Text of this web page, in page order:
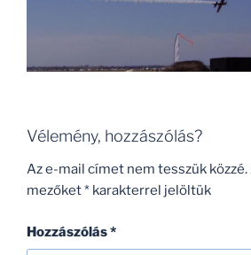
Vélemény, hozzászólás?
Az e-mail címet nem tesszük közzé.
mezőket* karakterrel jelöltük
Hozzászólás*